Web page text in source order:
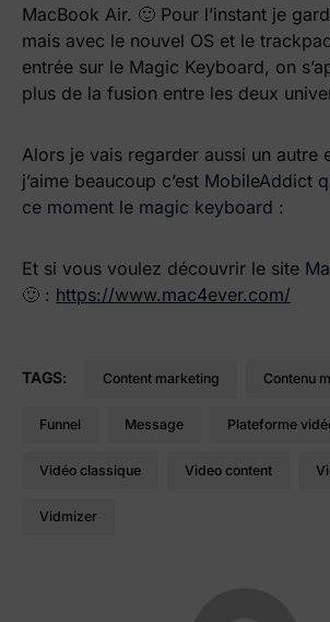
MacBook Air. 🙂 Pour l’instant je
mais avec le nouvel OS et le
entrée sur le Magic Keyboard, on
plus de la fusion entre les deux
Alors je vais regarder aussi un autre
j’aime beaucoup c’est MobileAddict
ce moment le magic keyboard :
Et si vous voulez découvrir le site
🙂 : https://www.mac4ever.com/
TAGS: content marketing contenu
funnel message plateforme
vidéo classique video content
vidmizer